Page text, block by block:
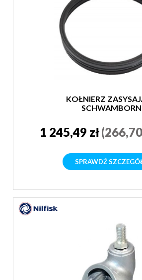
KOŁNIERZ
SCHWAMBORN
1 245,49 zł
SPRAWDŹ